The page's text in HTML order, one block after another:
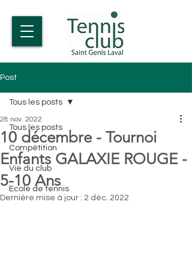
Post
Tous les posts
Compétition
Vie du club
Ecole de tennis
Tous les posts
10 décembre - Tournoi
Enfants GALAXIE ROUGE -
5-10 Ans
28 nov. 2022
Dernière mise à jour : 2 déc. 2022